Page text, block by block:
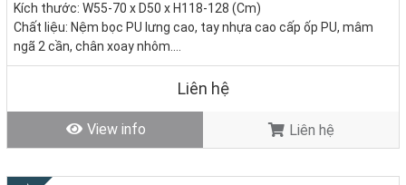
Kích thước: W55-70 x D50 x H118-128 (Cm)
Chất liệu: Nệm bọc PU lưng cao, tay nhựa cao cấp ốp PU, mâm
ngã 2 cần, chân xoay nhôm.
Tình trạng:Hàng mới - Còn hàng
Liên hệ
View info Liên hệ